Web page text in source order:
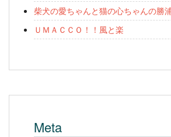
柴犬の愛ちゃんと猫の心ちゃんの勝
ＵＭＡＣＣＯ！！風と楽
Meta